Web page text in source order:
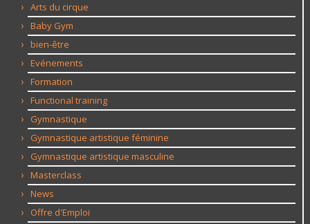
Arts du cirque
Baby Gym
bien-être
Evénements
Formation
Functional training
Gymnastique
Gymnastique artistique féminine
Gymnastique artistique masculine
Masterclass
News
Offre d'Emploi